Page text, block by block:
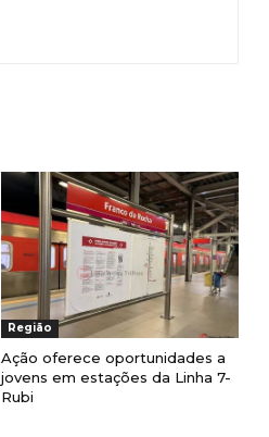
Região
Ação oferece oportunidades a
jovens em estações da Linha 7-
Rubi